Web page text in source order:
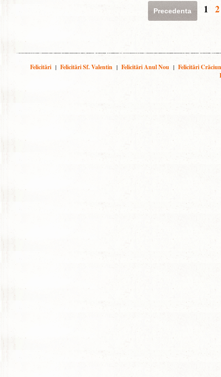
Precedenta 1 2
Felicitări | Felicitări Sf. Valentin | Felicitări Anul Nou | Felicitări